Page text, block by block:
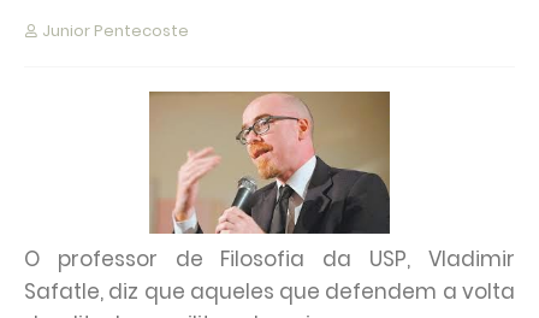
Junior Pentecoste
O professor de Filosofia da USP, Vladimir
Safatle, diz que aqueles que defendem a volta